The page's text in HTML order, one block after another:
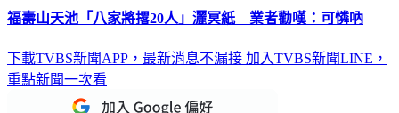
福壽山天池「八家將撂20人」灑冥紙 業者勸嘆：可憐吶
下載TVBS新聞APP，最新消息不漏接 加入TVBS新聞LINE，
重點新聞一次看